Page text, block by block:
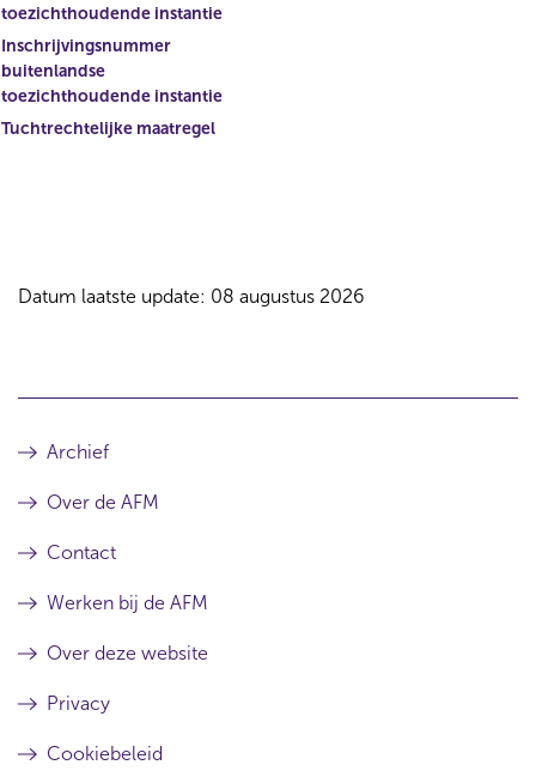
toezichthoudende instantie
Inschrijvingsnummer
buitenlandse
toezichthoudende instantie
Tuchtrechtelijke maatregel
Datum laatste update: 08 augustus 2026
Archief
Over de AFM
Contact
Werken bij de AFM
Over deze website
Privacy
Cookiebeleid